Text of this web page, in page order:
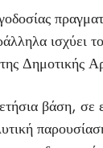
Δημοτικής
βάση, σε